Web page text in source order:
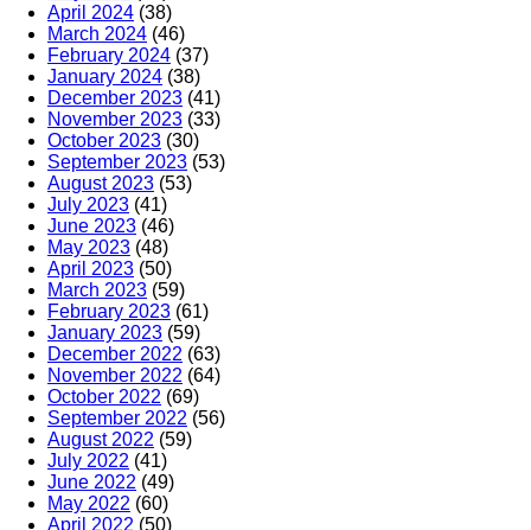
April 2024 (38)
March 2024 (46)
February 2024 (37)
January 2024 (38)
December 2023 (41)
November 2023 (33)
October 2023 (30)
September 2023 (53)
August 2023 (53)
July 2023 (41)
June 2023 (46)
May 2023 (48)
April 2023 (50)
March 2023 (59)
February 2023 (61)
January 2023 (59)
December 2022 (63)
November 2022 (64)
October 2022 (69)
September 2022 (56)
August 2022 (59)
July 2022 (41)
June 2022 (49)
May 2022 (60)
April 2022 (50)